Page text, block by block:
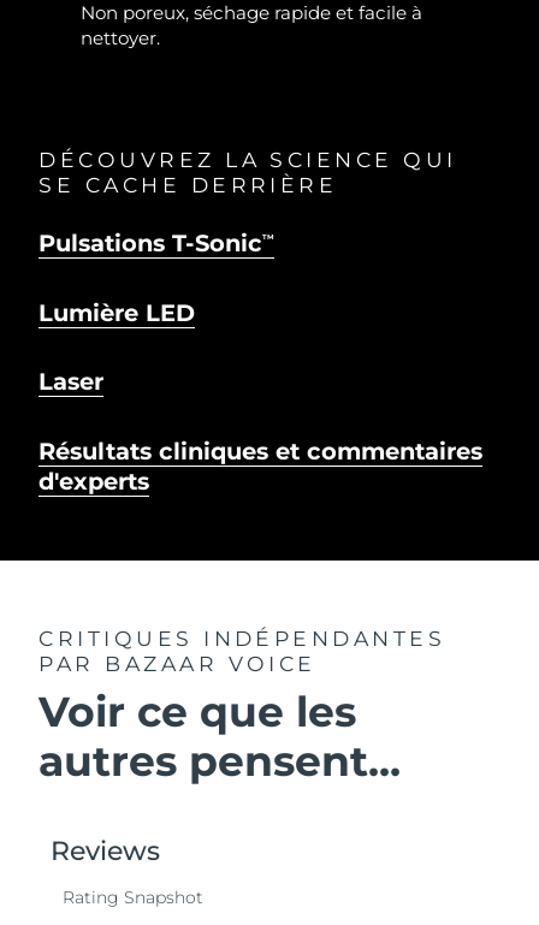
Non poreux, séchage rapide et facile à
nettoyer.
DÉCOUVREZ LA SCIENCE QUI
SE CACHE DERRIÈRE
Pulsations T-SonicTM
Lumière LED
Laser
Résultats cliniques et commentaires
d'experts
CRITIQUES INDÉPENDANTES
PAR BAZAAR VOICE
Voir ce que les
autres pensent...